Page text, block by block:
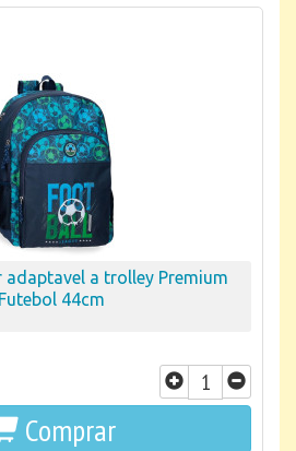
adaptavel a trolley Premium
Futebol 44cm
Comprar